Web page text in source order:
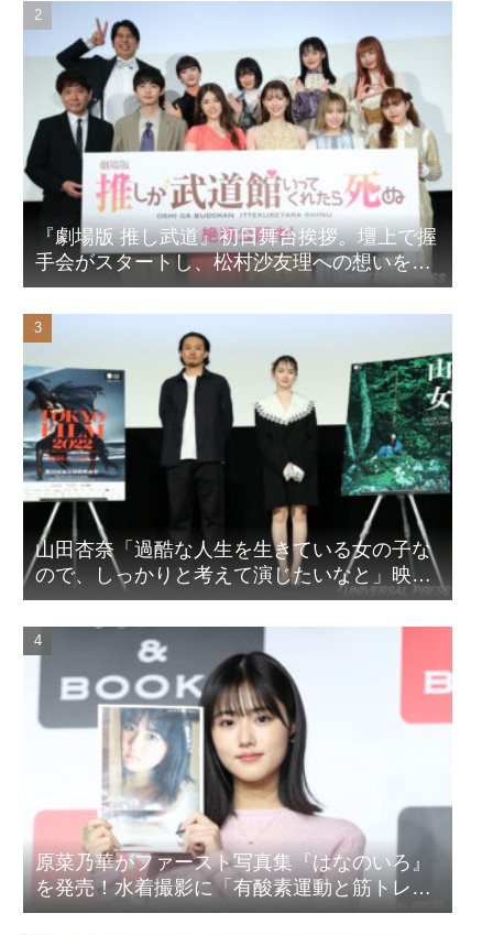
『劇場版 推し武道』初日舞台挨拶。壇上で握
手会がスタートし、松村沙友理への想いをア
ピール！？
山田杏奈「過酷な人生を生きている女の子な
ので、しっかりと考えて演じたいなと」映画
『山女』東京国際映画祭Q&A
原菜乃華がファースト写真集『はなのいろ』
を発売！水着撮影に「有酸素運動と筋トレを
頑張りました」